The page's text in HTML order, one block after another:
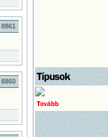
8861
8860